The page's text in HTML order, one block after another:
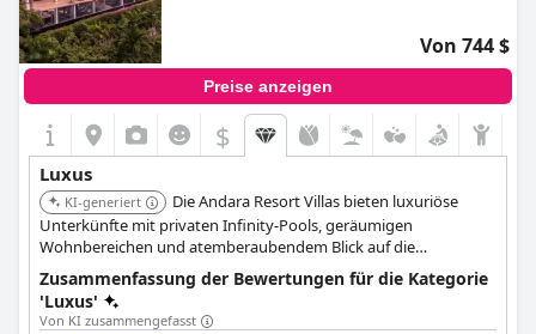
ein Hotel der Spitzenklasse, ein luxuriöses Resort, das viele als
unglaublich empfinden.
Von 744 $
Preise anzeigen
$
Luxus
KI-generiert
Die Andara Resort Villas bieten luxuriöse
Unterkünfte mit privaten Infinity-Pools, geräumigen
Wohnbereichen und atemberaubendem Blick auf die
Andamanensee. Jede Villa verfügt über einen privaten Koch und
einen engagierten Villa-Betreuer, was ein exklusives und
personalisiertes Erlebnis bietet.
Zusammenfassung der Bewertungen für die Kategorie
'Luxus'
Von KI zusammengefasst